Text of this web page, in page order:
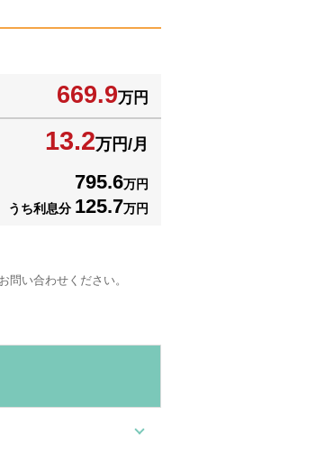
669.9万円
13.2万円/月
795.6万円
うち利息分 125.7万円
い合わせください。